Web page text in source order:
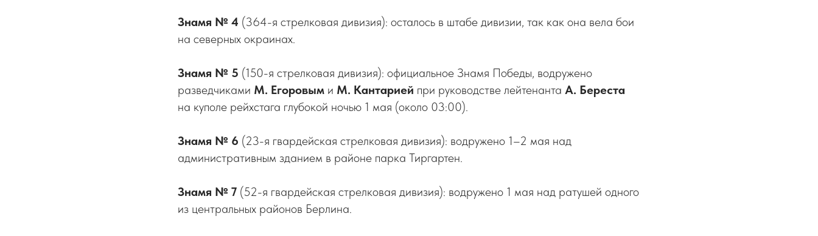
Знамя № 4 (364-я стрелковая дивизия): осталось в штабе дивизии, так как она вела бои
на северных окраинах.
Знамя № 5 (150-я стрелковая дивизия): официальное Знамя Победы, водружено
разведчиками М. Егоровым и М. Кантарией при руководстве лейтенанта А. Береста
на куполе рейхстага глубокой ночью 1 мая (около 03:00).
Знамя № 6 (23-я гвардейская стрелковая дивизия): водружено 1–2 мая над
административным зданием в районе парка Тиргартен.
Знамя № 7 (52-я гвардейская стрелковая дивизия): водружено 1 мая над ратушей одного
из центральных районов Берлина.